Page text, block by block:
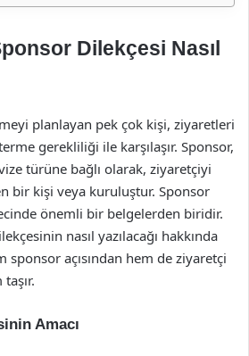
Dilekçesi Nasıl
planlayan pek çok kişi, ziyaretleri
gerekliliği ile karşılaşır. Sponsor,
türüne bağlı olarak, ziyaretçiyi
bir kişi veya kuruluştur. Sponsor
önemli bir belgelerden biridir.
nasıl yazılacağı hakkında
açısından hem de ziyaretçi
Amacı